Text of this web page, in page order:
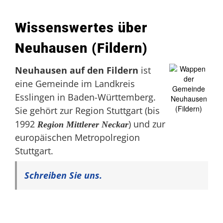
Wissenswertes über
Neuhausen (Fildern)
Neuhausen auf den Fildern ist
eine Gemeinde im Landkreis
Esslingen in Baden-Württemberg.
Sie gehört zur Region Stuttgart (bis
1992 Region Mittlerer Neckar) und zur
europäischen Metropolregion
Stuttgart.
Schreiben Sie uns.